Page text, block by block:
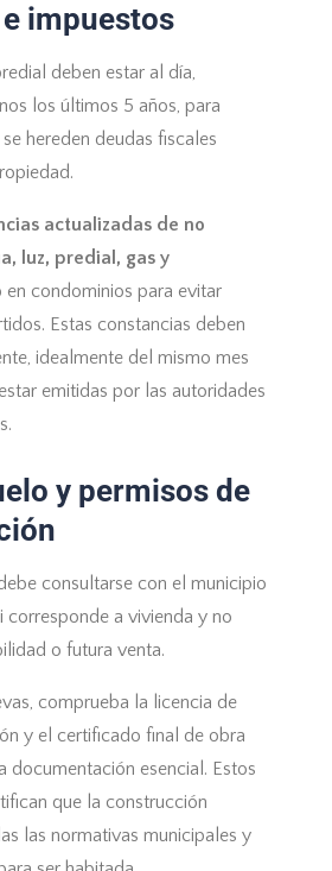
impuestos
deben estar al día,
los últimos 5 años, para
hereden deudas fiscales
actualizadas de no
luz, predial, gas y
en condominios para evitar
Estas constancias deben
idealmente del mismo mes
emitidas por las autoridades
y permisos de
consultarse con el municipio
corresponde a vivienda y no
o futura venta.
comprueba la licencia de
y el certificado final de obra
documentación esencial. Estos
que la construcción
las normativas municipales y